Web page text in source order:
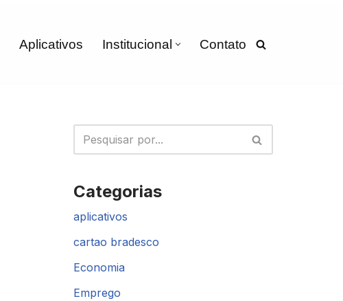
Aplicativos Institucional Contato
Categorias
aplicativos
cartao bradesco
Economia
Emprego